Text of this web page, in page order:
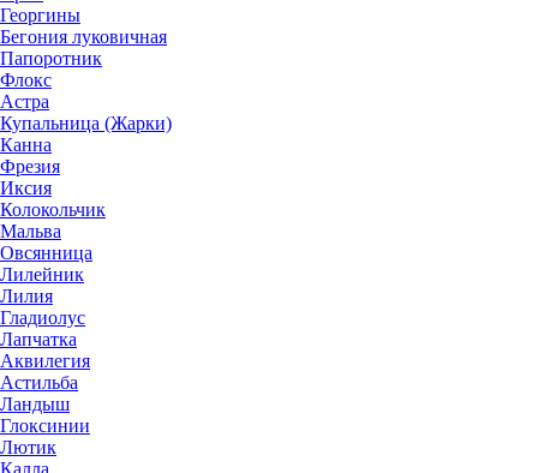
Георгины
Бегония луковичная
Папоротник
Флокс
Астра
Купальница (Жарки)
Канна
Фрезия
Иксия
Колокольчик
Мальва
Овсянница
Лилейник
Лилия
Гладиолус
Лапчатка
Аквилегия
Астильба
Ландыш
Глоксинии
Лютик
Калла